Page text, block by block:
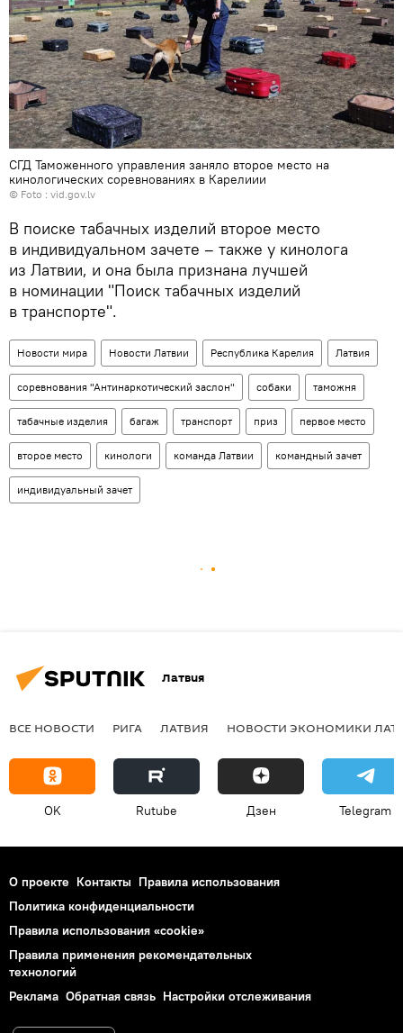
СГД Таможенного управления заняло второе место на
кинологических соревнованиях в Карелиии
© Foto : vid.gov.lv
В поиске табачных изделий второе место
в индивидуальном зачете – также у кинолога
из Латвии, и она была признана лучшей
в номинации "Поиск табачных изделий
в транспорте".
Новости мира Новости Латвии Республика Карелия Латвия
соревнования "Антинаркотический заслон" собаки таможня
табачные изделия багаж транспорт приз первое место
второе место кинологи команда Латвии командный зачет
индивидуальный зачет
Латвия
ВСЕ НОВОСТИ РИГА ЛАТВИЯ НОВОСТИ ЭКОНОМИКИ
OK Rutube Дзен Telegram
О проекте Контакты Правила использования
Политика конфиденциальности
Правила использования «cookie»
Правила применения рекомендательных
технологий
Реклама Обратная связь Настройки отслеживания